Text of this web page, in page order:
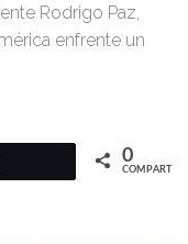
Rodrigo Paz,
enfrente un
0
COMPARTIR